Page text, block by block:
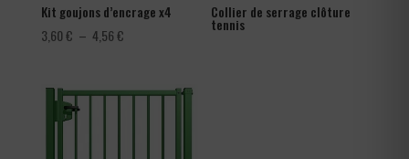
Kit goujons d’encrage x4
3,60€ – 4,56€Plage
3,60 €
Collier de serrage clôture
tennis